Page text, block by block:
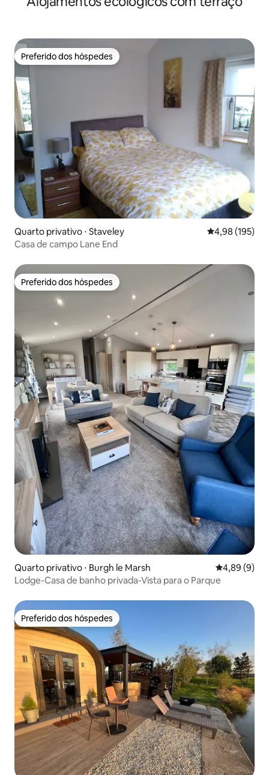
Preferido dos hóspedes
Preferido dos hóspedes
Quarto privativo ⋅ Staveley 4,98 de uma
4,98 (195)
Casa de campo Lane End
Preferido dos hóspedes
Preferido dos hóspedes
Quarto privativo ⋅ Burgh le Marsh 4,89 de uma
4,89 (9)
Lodge-Casa de banho privada-Vista para o Parque
Preferido dos hóspedes
Preferido dos hóspedes